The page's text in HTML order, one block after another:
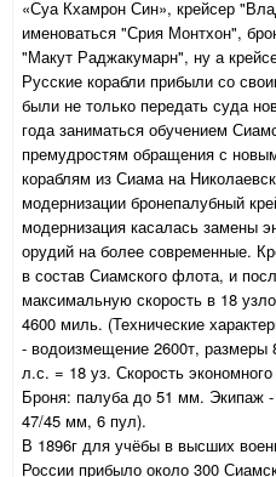
«Суа Кхамрон Син», крейсер
именоваться "Срия Монтхон",
"Макут Раджакумарн", ну а
Русские корабли прибыли со
были не только передать суда
года заниматься обучением
премудростям обращения с
кораблям из Сиама на
модернизации бронепалубный
модернизация касалась замены
орудий на более современные.
в состав Сиамского флота, и
максимальную скорость в 18
4600 миль. (Технические
- водоизмещение 2600т,
л.с. = 18 уз. Скорость
Броня: палуба до 51 мм. Экипаж
47/45 мм, 6 пул).
В 1896г для учёбы в высших
России прибыло около 300